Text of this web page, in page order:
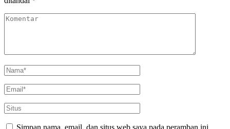
Simpan nama, email, dan situs web saya pada peramban ini